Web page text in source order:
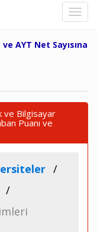
AYT Net Sayısına
ve Bilgisayar
Puanı ve